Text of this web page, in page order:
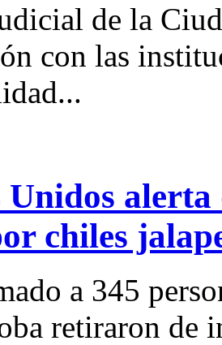
de la
con las
Unidos alerta
chiles
a 345
retiraron de